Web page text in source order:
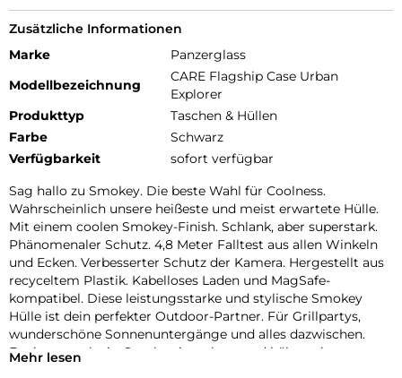
Zusätzliche Informationen
Marke
Panzerglass
Modellbezeichnung
CARE Flagship Case Urban
Explorer
Produkttyp
Taschen & Hüllen
Farbe
Schwarz
Verfügbarkeit
sofort verfügbar
Sag hallo zu Smokey. Die beste Wahl für Coolness.
Wahrscheinlich unsere heißeste und meist erwartete Hülle.
Mit einem coolen Smokey-Finish. Schlank, aber superstark.
Phänomenaler Schutz. 4,8 Meter Falltest aus allen Winkeln
und Ecken. Verbesserter Schutz der Kamera. Hergestellt aus
recyceltem Plastik. Kabelloses Laden und MagSafe-
kompatibel. Diese leistungsstarke und stylische Smokey
Hülle ist dein perfekter Outdoor-Partner. Für Grillpartys,
wunderschöne Sonnenuntergänge und alles dazwischen.
Egal wo, egal wie, Smokey ist robust und hält auch extremen
Mehr lesen